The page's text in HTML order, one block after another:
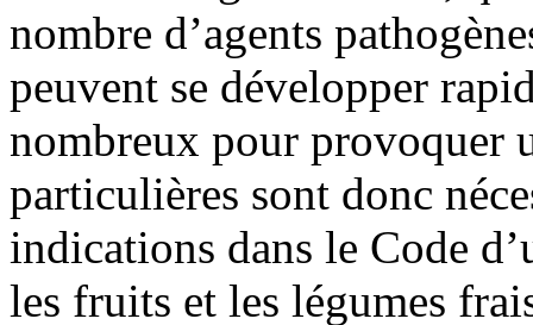
nombre d’agents
peuvent se développer
nombreux pour provoquer
particulières sont donc
indications dans le Code
les fruits et les légumes